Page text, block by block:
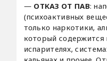
— ОТКАЗ ОТ ПАВ:
(психоактивных
только наркотики,
который содержится
испарителях,